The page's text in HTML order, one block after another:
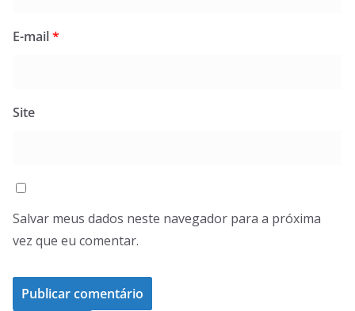
E-mail*
Site
Salvar meus dados neste navegador para a próxima
vez que eu comentar.